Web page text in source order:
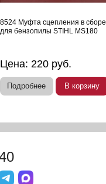
8524 Муфта сцепления в сборе
для бензопилы STIHL MS180
Цена:220 руб.
Подробнее В корзину